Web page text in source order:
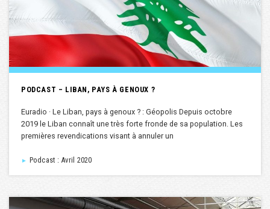
PODCAST – LIBAN, PAYS À GENOUX ?
Euradio · Le Liban, pays à genoux ? : Géopolis Depuis octobre
2019 le Liban connaît une très forte fronde de sa population. Les
premières revendications visant à annuler un
► Podcast : Avril 2020